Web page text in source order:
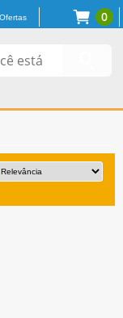
0
Ofertas